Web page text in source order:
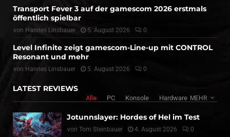
Transport Fever 3 auf der gamescom 2026 erstmals
öffentlich spielbar
von Hannes Linsbauer 5. August 2026 0
Level Infinite zeigt gamescom-Line-up mit CONTROL
Resonant und mehr
von Hannes Linsbauer 5. August 2026 0
LATEST REVIEWS
Alle PC Konsole Hardware MEHR
Jotunnslayer: Hordes of Hel im Test
von Tom Steinbauer 4. August 2026 0